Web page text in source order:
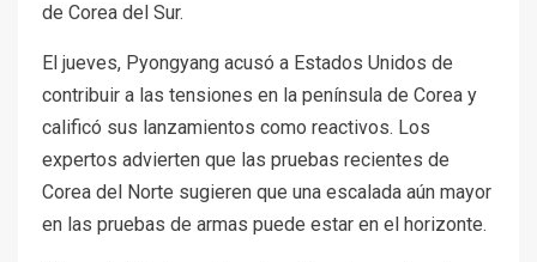
de Corea del Sur.
El jueves, Pyongyang acusó a Estados Unidos de
contribuir a las tensiones en la península de Corea y
calificó sus lanzamientos como reactivos. Los
expertos advierten que las pruebas recientes de
Corea del Norte sugieren que una escalada aún mayor
en las pruebas de armas puede estar en el horizonte.